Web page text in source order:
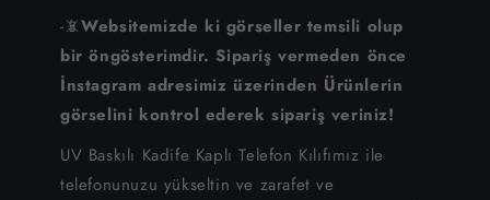
-📵Websitemizde ki görseller temsili olup
bir öngösterimdir. Sipariş vermeden önce
İnstagram adresimiz üzerinden Ürünlerin
görselini kontrol ederek sipariş veriniz!
UV Baskılı Kadife Kaplı Telefon Kılıfımız ile
telefonunuzu yükseltin ve zarafet ve